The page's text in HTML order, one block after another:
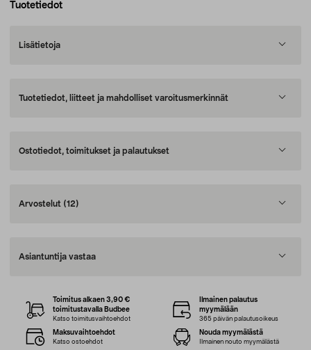
Tuotetiedot
Lisätietoja
Tuotetiedot, liitteet ja mahdolliset varoitusmerkinnät
Ostotiedot, toimitukset ja palautukset
Arvostelut (12)
Asiantuntija vastaa
Toimitus alkaen 3,90 €
toimitustavalla Budbee
Katso toimitusvaihtoehdot
Ilmainen palautus
myymälään
365 päivän palautusoikeus
Maksuvaihtoehdot
Katso ostoehdot
Nouda myymälästä
Ilmainen nouto myymälästä